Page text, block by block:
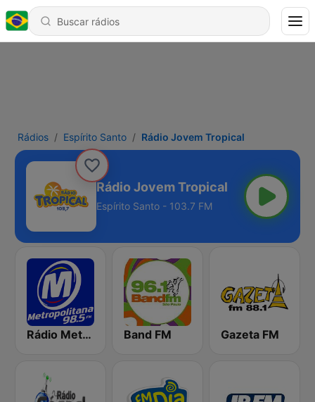
Rádios Espírito Santo Rádio Jovem Tropical
Rádio Jovem Tropical
Espírito Santo - 103.7 FM
Rádio Metropolitana 98.5 FM Band FM Gazeta FM